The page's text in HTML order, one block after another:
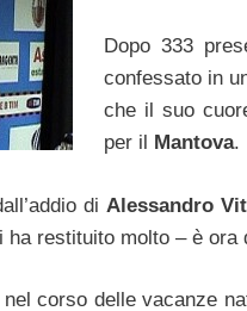
Dopo 333
confessato in
che il suo
per il Mantova.
di Alessandro
restituito molto – è
nel corso delle vacanze